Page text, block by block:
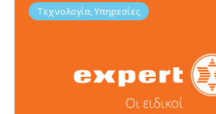
Τεχνολογία, Υπηρεσίες